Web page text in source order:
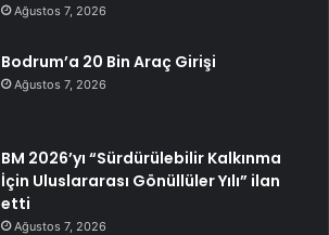
Ağustos 7, 2026
Bodrum’a 20 Bin Araç Girişi
Ağustos 7, 2026
BM 2026’yı “Sürdürülebilir Kalkınma
İçin Uluslararası Gönüllüler Yılı” ilan
etti
Ağustos 7, 2026